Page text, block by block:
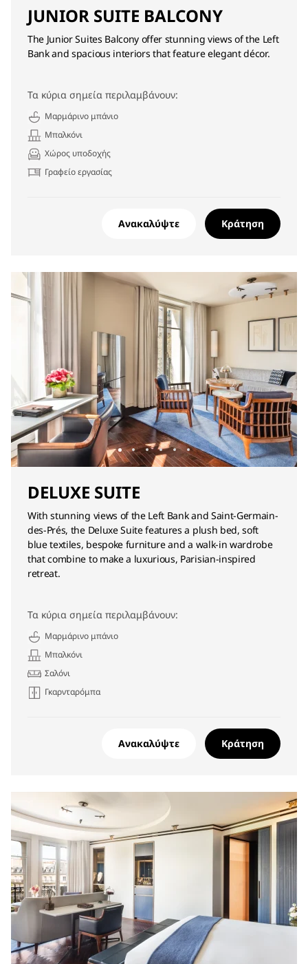
JUNIOR SUITE BALCONY
The Junior Suites Balcony offer stunning views of the Left
Bank and spacious interiors that feature elegant décor.
Τα κύρια σημεία περιλαμβάνουν:
Μαρμάρινο μπάνιο
Μπαλκόνι
Χώρος υποδοχής
Γραφείο εργασίας
Ανακαλύψτε Κράτηση
DELUXE SUITE
With stunning views of the Left Bank and Saint-Germain-
des-Prés, the Deluxe Suite features a plush bed, soft
blue textiles, bespoke furniture and a walk-in wardrobe
that combine to make a luxurious, Parisian-inspired
retreat.
Τα κύρια σημεία περιλαμβάνουν:
Μαρμάρινο μπάνιο
Μπαλκόνι
Σαλόνι
Γκαρνταρόμπα
Ανακαλύψτε Κράτηση